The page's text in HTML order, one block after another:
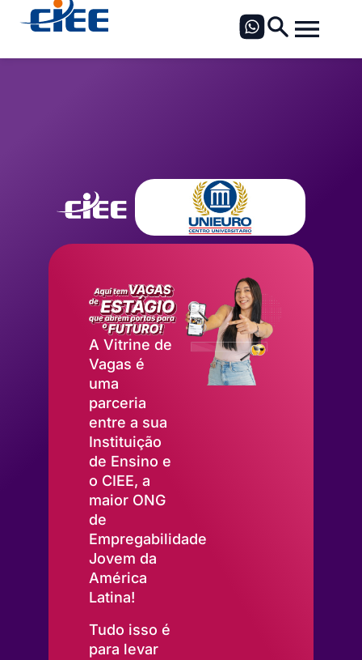
A Vitrine de
Vagas é
uma
parceria
entre a sua
Instituição
de Ensino e
o CIEE, a
maior ONG
de
Empregabilidade
Jovem da
América
Latina!
Tudo isso é
para levar